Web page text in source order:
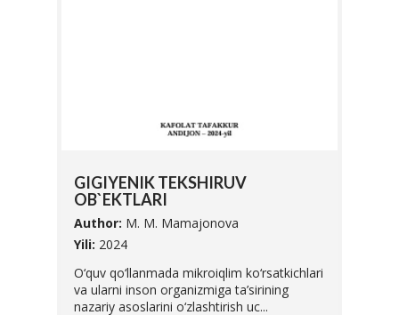
GIGIYENIK TEKSHIRUV
OB`EKTLARI
Author: M. M. Mamajonova
Yili: 2024
O‘quv qo‘llanmada mikroiqlim ko‘rsatkichlari
va ularni inson organizmiga ta’sirining
nazariy asoslarini o‘zlashtirish uc...